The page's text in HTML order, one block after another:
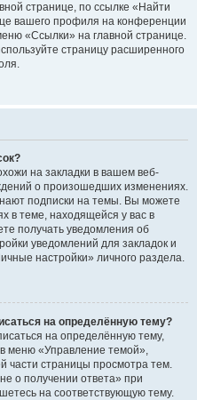
странице, по ссылке «Найти
вашего профиля на конференции
«Ссылки» на главной странице.
страницу расширенного
на закладки в вашем веб-
о произошедших изменениях.
подписки на темы. Вы можете
в теме, находящейся у вас в
получать уведомления об
уведомлений для закладок и
настройки» личного раздела.
на определённую тему?
на определённую тему,
меню «Управление темой»,
части страницы просмотра тем.
о получении ответа» при
на соответствующую тему.